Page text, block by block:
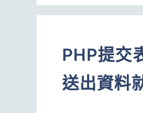
PHP提交
送出資料